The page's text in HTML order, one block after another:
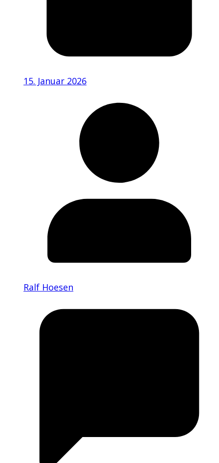
15. Januar 2026
Ralf Hoesen